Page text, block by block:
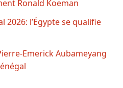
Ronald Koeman
2026: l’Égypte se qualifie
Emerick Aubameyang